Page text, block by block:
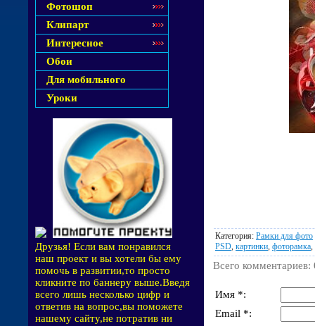
Фотошоп
Клипарт
Интересное
Обои
Для мобильного
Уроки
Друзья! Если вам понравился
наш проект и вы хотели бы ему
помочь в развитии,то просто
кликните по баннеру выше.Введя
всего лишь несколько цифр и
ответив на вопрос,вы поможете
нашему сайту,не потратив ни
Категория: Рамки для фото
PSD картинки фоторамка
Всего комментариев:
Имя *:
Email *: